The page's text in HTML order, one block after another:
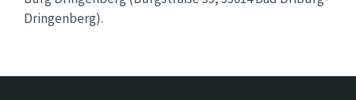
Dringenberg).